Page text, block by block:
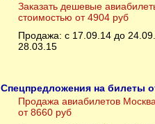
Заказать дешевые
стоимостью от 4904 руб
Продажа: с 17.09.14 до
28.03.15
Спецпредложения на билеты
Продажа авиабилетов
от 8660 руб